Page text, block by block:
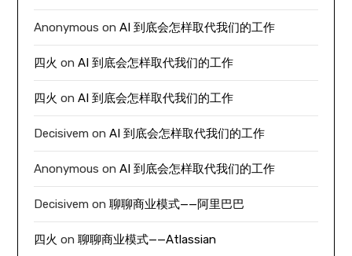
Anonymous onAI 到底会怎样取代我们的工作
四火 onAI 到底会怎样取代我们的工作
四火 onAI 到底会怎样取代我们的工作
Decisivem onAI 到底会怎样取代我们的工作
Anonymous onAI 到底会怎样取代我们的工作
Decisivem on聊聊商业模式——阿里巴巴
四火 on聊聊商业模式——Atlassian